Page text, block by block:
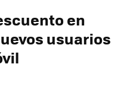
en
usuarios